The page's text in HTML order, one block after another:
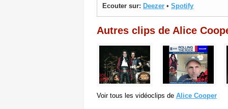
Ecouter sur: Deezer • Spotify
Autres clips de Alice
Voir tous les vidéoclips de Alice Cooper